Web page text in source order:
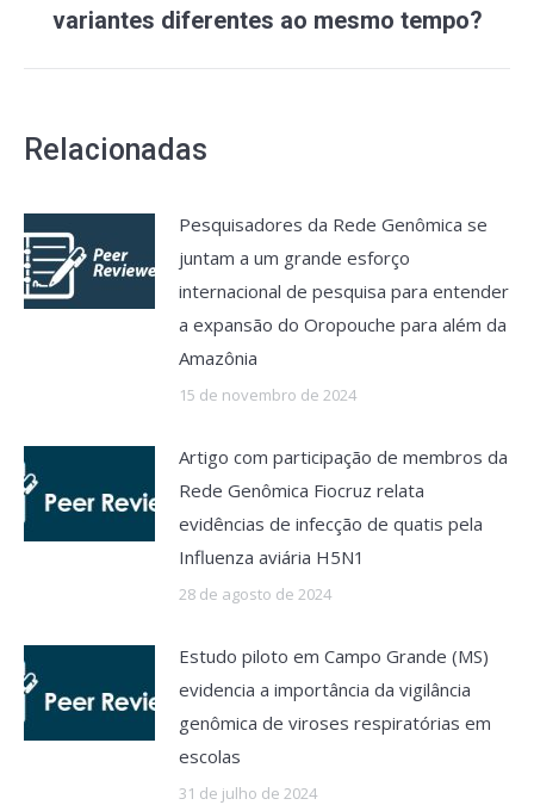
post:
variantes diferentes ao mesmo tempo?
Relacionadas
Pesquisadores da Rede Genômica se
juntam a um grande esforço
internacional de pesquisa para entender
a expansão do Oropouche para além da
Amazônia
15 de novembro de 2024
Artigo com participação de membros da
Rede Genômica Fiocruz relata
evidências de infecção de quatis pela
Influenza aviária H5N1
28 de agosto de 2024
Estudo piloto em Campo Grande (MS)
evidencia a importância da vigilância
genômica de viroses respiratórias em
escolas
31 de julho de 2024